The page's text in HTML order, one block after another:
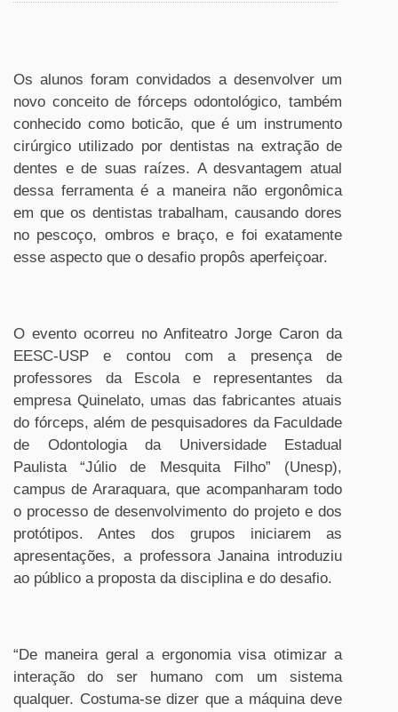
Os alunos foram convidados a desenvolver um
novo conceito de fórceps odontológico, também
conhecido como boticão, que é um instrumento
cirúrgico utilizado por dentistas na extração de
dentes e de suas raízes. A desvantagem atual
dessa ferramenta é a maneira não ergonômica
em que os dentistas trabalham, causando dores
no pescoço, ombros e braço, e foi exatamente
esse aspecto que o desafio propôs aperfeiçoar.
O evento ocorreu no Anfiteatro Jorge Caron da
EESC-USP e contou com a presença de
professores da Escola e representantes da
empresa Quinelato, umas das fabricantes atuais
do fórceps, além de pesquisadores da Faculdade
de Odontologia da Universidade Estadual
Paulista “Júlio de Mesquita Filho” (Unesp),
campus de Araraquara, que acompanharam todo
o processo de desenvolvimento do projeto e dos
protótipos. Antes dos grupos iniciarem as
apresentações, a professora Janaina introduziu
ao público a proposta da disciplina e do desafio.
“De maneira geral a ergonomia visa otimizar a
interação do ser humano com um sistema
qualquer. Costuma-se dizer que a máquina deve